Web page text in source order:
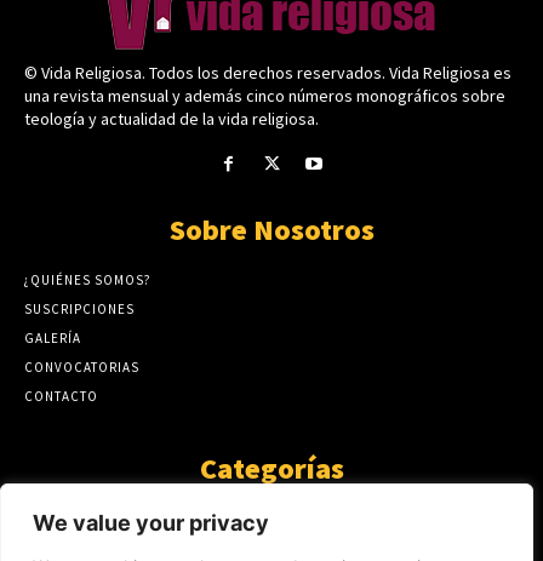
We value your privacy
© Vida Religiosa. Todos los derechos reservados. Vida Religiosa es
una revista mensual y además cinco números monográficos sobre
teología y actualidad de la vida religiosa.
Sobre Nosotros
¿QUIÉNES SOMOS?
SUSCRIPCIONES
GALERÍA
CONVOCATORIAS
CONTACTO
Categorías
ARTÍCULOS
GUANTE DE SEDA